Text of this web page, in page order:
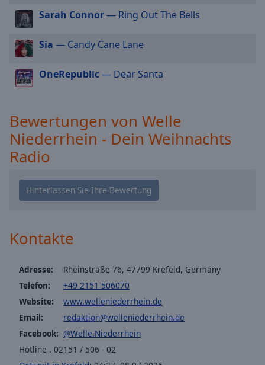
Text
Background
Opacity
Area
Background
Color
Edge
Style
Font
Family
Sarah Connor— Ring Out The Bells
Sia — Candy Cane Lane
OneRepublic— Dear Santa
Bewertungen von Welle
Niederrhein - Dein Weihnachts
Radio
Kontakte
Adresse:
Rheinstraße 76, 47799 Krefeld, Germany
Telefon:
+49 2151 506070
Website:
www.welleniederrhein.de
Email:
redaktion@welleniederrhein.de
Facebook: @Welle.Niederrhein
Hotline . 02151 / 506 - 02